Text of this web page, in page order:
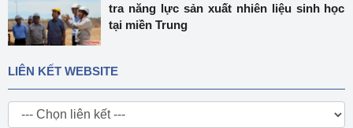
tra năng lực sản xuất nhiên liệu sinh học
tại miền Trung
LIÊN KẾT WEBSITE